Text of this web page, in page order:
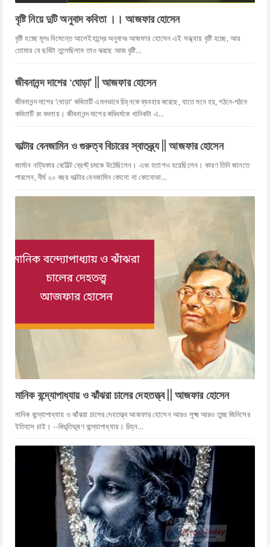
বৃষ্টি নিয়ে দুটি অনুবাদ কবিতা ।। আজফার হোসেন
বৃষ্টি হচ্ছে মূলঃ বিসেন্তে আলেইহান্দ্রে অনুবাদঃ আজফার হোসেন এই সন্ধ্যায় বৃষ্টি হচ্ছে, আর
তোমার যে ছবিটা তুলেছিলাম তাও ঝরছে আজ বৃষ্টি...
জীবনানন্দ দাশের ‘ঘোড়া' || আজফার হোসেন
জীবনানন্দ দাশের ‘ঘোড়া’ কবিতাটি এমনভাবে চিহ্নকে ব্যবহার করেছে, যাতে মনে হয়, পঠনে-পঠনে
কবিতাটি রং বদলায়। জীবনানন্দ দাশের কবিধর্মকে খানিকটা এ...
ভাল্টার বেনজামিন ও গুরুত্ব বিচারের স্বাতন্ত্র্য || আজফার হোসেন
জার্মান নাট্যকার বের্টোল্ট ব্রেখ্ট্ চমকে উঠেছিলেন। এবং হতাশও হয়েছিলেন। কারণ তিনি জানতে
পারলেন, দীর্ঘ ২০ বছর ভাল্টার বেনজামিন কোনো না কোনোভা...
মানিক বন্দ্যোপাধ্যায় ও ঝাঁঝরা চালের দেহতত্ত্ব || আজফার হোসেন
মানিক বন্দ্যোপাধ্যায় ও ঝাঁঝরা চালের দেহতত্ত্ব আজফার হোসেন আরও সূক্ষ্ম আরও তুচ্ছ জিনিসের
ইতিহাস চাই। --বিভূতিভূষণ বন্দ্যোপাধ্যায়। চিহ্ন...